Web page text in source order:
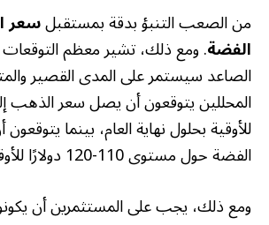
من الصعب التنبؤ بدقة بمستقبلسعر
الفضة. ومع ذلك، تشير معظم التوقعات
الصاعد سيستمر على المدى القصير
للأوقية بحلول نهاية العام، بينما
الفضة حول مستوى 110-120 دولارًا للأوقية.
ومع ذلك، يجب على المستثمرين أن